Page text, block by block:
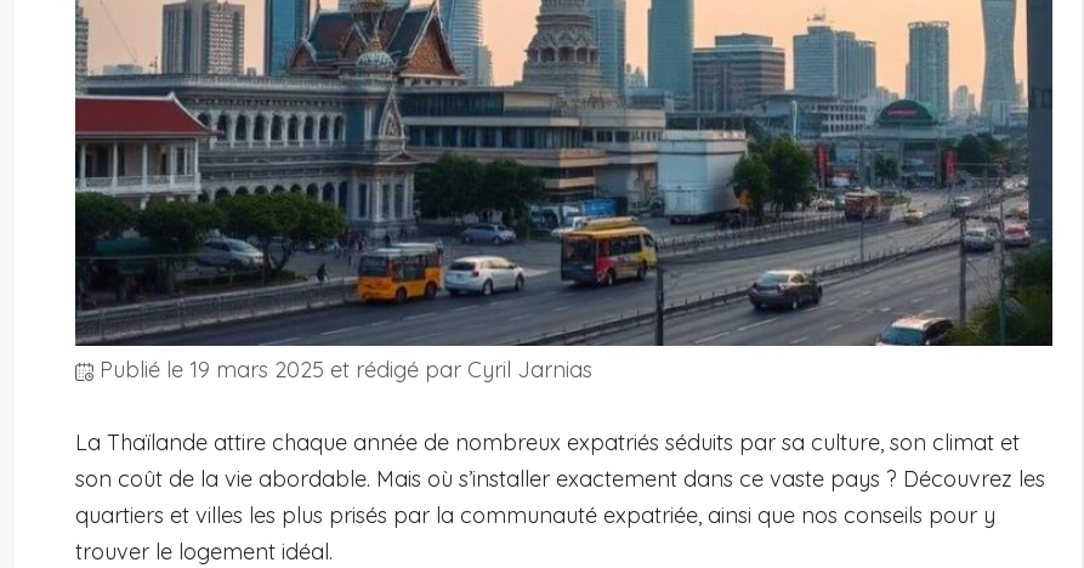
Publié le 19 mars 2025 et rédigé par Cyril Jarnias
La Thaïlande attire chaque année de nombreux expatriés séduits par sa culture, son climat et
son coût de la vie abordable. Mais où s’installer exactement dans ce vaste pays ? Découvrez les
quartiers et villes les plus prisés par la communauté expatriée, ainsi que nos conseils pour y
trouver le logement idéal.